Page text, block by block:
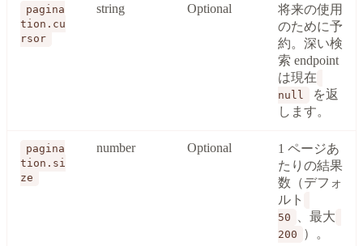
pagina
tion.cu
rsor
string Optional
将来の使用
のために予
約。深い検
索 endpoint
は現在
null
を返
します。
pagina
tion.si
ze
number Optional
1 ページあ
たりの結果
数（デフォ
ルト
50 、最大
200 ）。